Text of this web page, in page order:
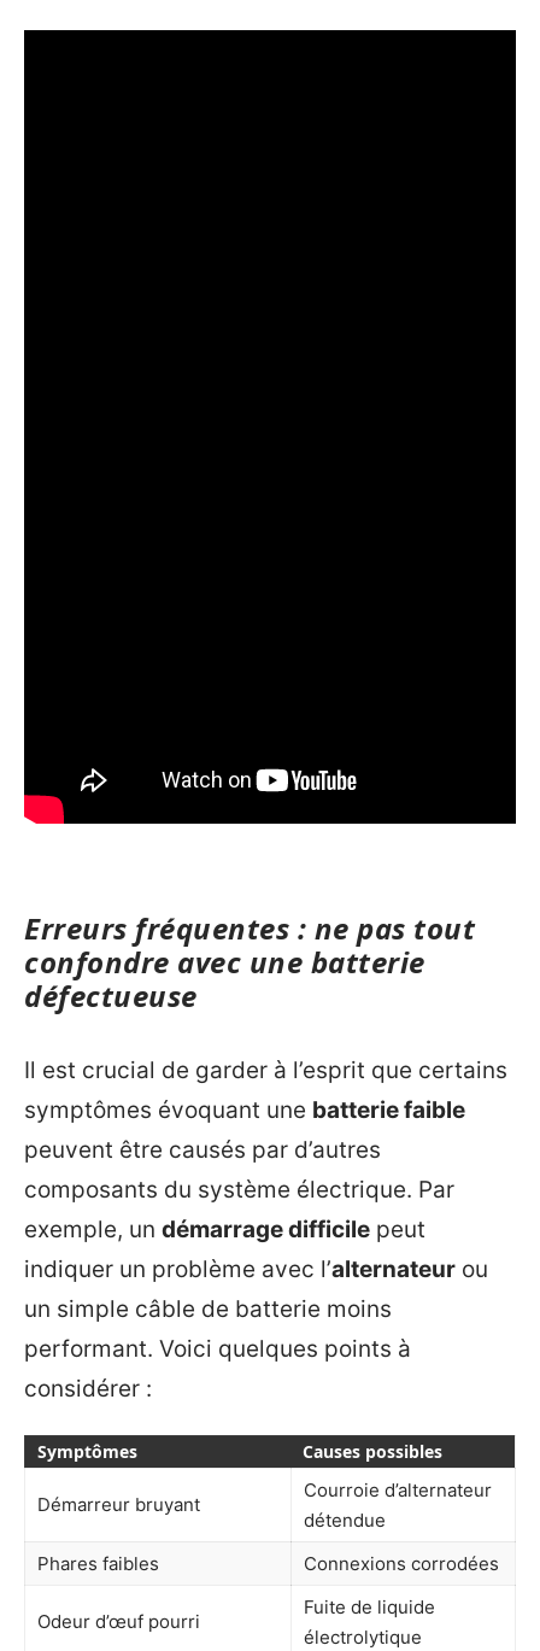
Erreurs fréquentes : ne pas tout
confondre avec une batterie
défectueuse
Il est crucial de garder à l’esprit que certains
symptômes évoquant une batterie faible
peuvent être causés par d’autres
composants du système électrique. Par
exemple, un démarrage difficile peut
indiquer un problème avec l’alternateur ou
un simple câble de batterie moins
performant. Voici quelques points à
considérer :
Symptômes Causes possibles
Démarreur bruyant
Courroie d’alternateur
détendue
Phares faibles
Connexions corrodées
Odeur d’œuf pourri
Fuite de liquide
électrolytique